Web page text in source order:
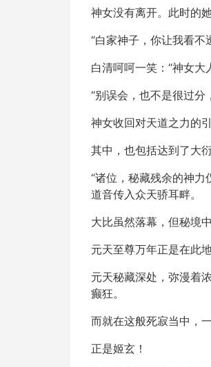
神女没有离开。此时的
“白家神子，你让我看不
白清呵呵一笑：“神女
“别误会，也不是很过分
神女收回对天道之力的
其中，也包括达到了大
“诸位，秘藏残余的神
道音传入众天骄耳畔。
大比虽然落幕，但秘境
元天至尊万年正是在此
元天秘藏深处，弥漫着
癫狂。
而就在这般死寂当中，
正是姬玄！